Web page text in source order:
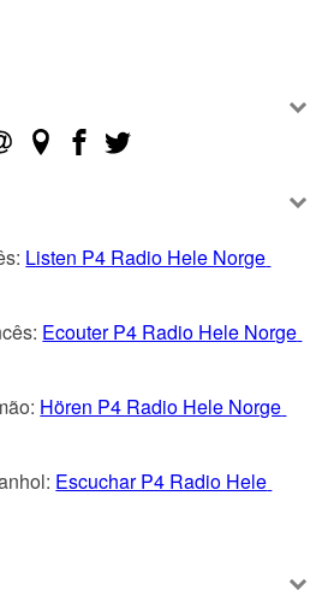
Listen P4 Radio Hele Norge
Ecouter P4 Radio Hele Norge
Hören P4 Radio Hele Norge
Escuchar P4 Radio Hele